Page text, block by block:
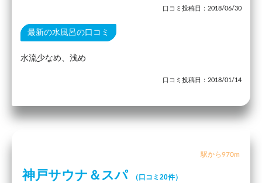
口コミ投稿日：2018/06/30
最新の水風呂の口コミ
水流少なめ、浅め
口コミ投稿日：2018/01/14
駅から970m
神戸サウナ＆スパ （口コミ20件）